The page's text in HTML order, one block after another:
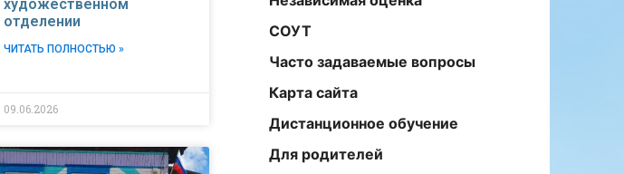
художественном
отделении
ЧИТАТЬ ПОЛНОСТЬЮ »
09.06.2026
СОУТ
Часто задаваемые вопросы
Карта сайта
Дистанционное обучение
Для родителей